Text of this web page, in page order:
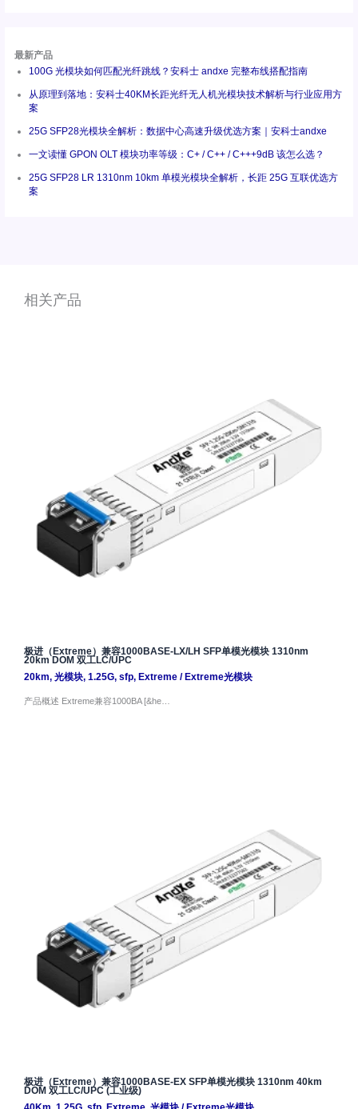
最新产品
100G 光模块如何匹配光纤跳线？安科士 andxe 完整布线搭配指南
从原理到落地：安科士40KM长距光纤无人机光模块技术解析与行业应用方
案
25G SFP28光模块全解析：数据中心高速升级优选方案｜安科士andxe
一文读懂 GPON OLT 模块功率等级：C+ / C++ / C+++9dB 该怎么选？
25G SFP28 LR 1310nm 10km 单模光模块全解析，长距 25G 互联优选方
案
相关产品
极进（Extreme）兼容1000BASE-LX/LH SFP单模光模块 1310nm
20km DOM 双工LC/UPC
20km, 光模块, 1.25G, sfp, Extreme/Extreme光模块
产品概述 Extreme兼容1000BA [&he…
极进（Extreme）兼容1000BASE-EX SFP单模光模块 1310nm 40km
DOM 双工LC/UPC (工业级)